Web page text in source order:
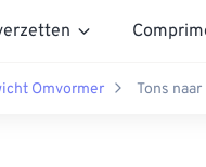
Omvormer Tons